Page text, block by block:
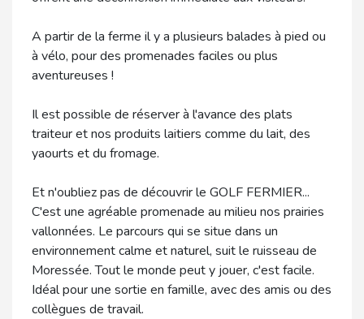
A partir de la ferme il y a plusieurs balades à pied ou
à vélo, pour des promenades faciles ou plus
aventureuses !
Il est possible de réserver à l'avance des plats
traiteur et nos produits laitiers comme du lait, des
yaourts et du fromage.
Et n'oubliez pas de découvrir le GOLF FERMIER...
C'est une agréable promenade au milieu nos prairies
vallonnées. Le parcours qui se situe dans un
environnement calme et naturel, suit le ruisseau de
Moressée. Tout le monde peut y jouer, c'est facile.
Idéal pour une sortie en famille, avec des amis ou des
collègues de travail.